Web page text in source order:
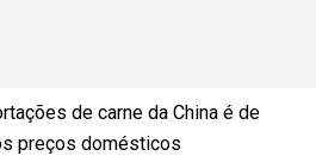
de carne da China é de
preços domésticos